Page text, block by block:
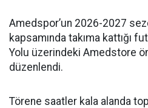
Amedspor’un 2026-2027
kapsamında takıma kattığı
Yolu üzerindeki Amedstore
düzenlendi.
Törene saatler kala alanda